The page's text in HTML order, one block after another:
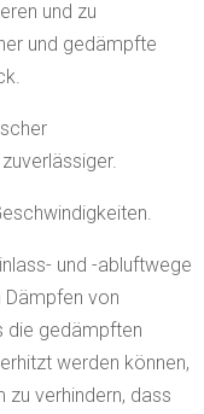
und zu
und gedämpfte
und -abluftwege
Dämpfen von
die gedämpften
werden können,
zu verhindern, dass